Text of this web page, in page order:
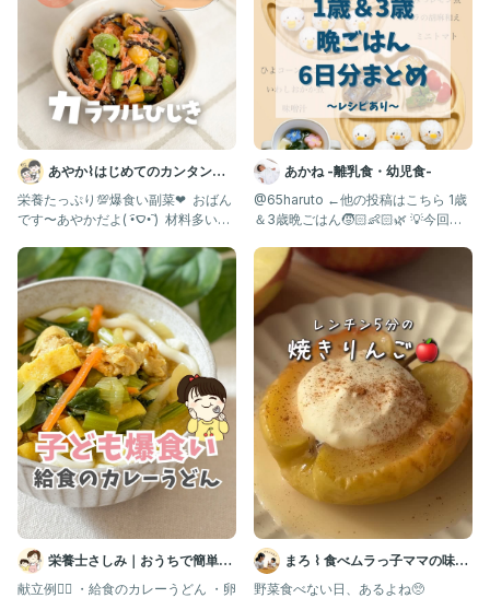
あやか⌇はじめてのカンタン離
乳食・幼児食💛
栄養たっぷり💯爆食い副菜❤︎ ⁡ おばん
です〜あやかだよ( •︠‎ࠏ•︡ ) ⁡ 材料多いか
栄養士さしみ｜おうちで簡単給
食レシピ
献立例👇🏻 ・給食のカレーうどん ・卵
あかね -離乳食・幼児食-
@65haruto ←他の投稿はこちら 1歳
＆3歳晩ごはん🧒🏻👶🏻🌿 💡今回の
まろ ⌇ 食べムラっ子ママの味方
| 幼児食1歳〜
野菜食べない日、あるよね🥺